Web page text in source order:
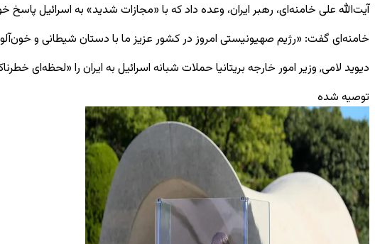
آیت‌الله علی خامنه‌ای، رهبر ایران، وعده داد که با «مجازات شدید» به اسرائیل پاسخ
خامنه‌ای گفت: «رژیم صهیونیستی امروز در کشور عزیز ما با دستان شیطانی و
دیوید لامی, وزیر امور خارجه بریتانیا حملات شبانه اسرائیل به ایران را
توصیه شده